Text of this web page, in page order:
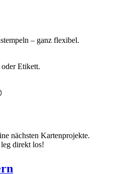
– ganz flexibel.
Etikett.
nächsten Kartenprojekte.
direkt los!